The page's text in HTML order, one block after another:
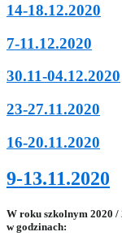
14-18.12.2020
7-11.12.2020
30.11-04.12.2020
23-27.11.2020
16-20.11.2020
9-13.11.2020
W roku szkolnym 2020 /
w godzinach: